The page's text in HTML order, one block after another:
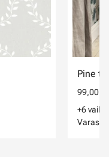
Pine
99,00 €
+6